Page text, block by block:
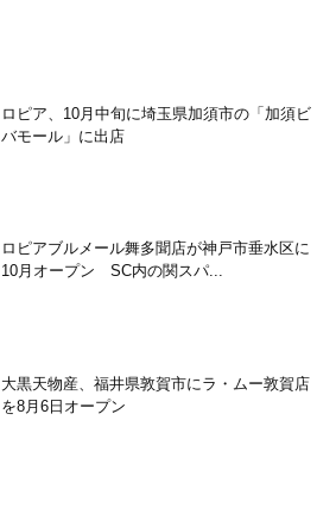
ロピア、10月中旬に埼玉県加須市の「加須ビ
バモール」に出店
ロピアブルメール舞多聞店が神戸市垂水区に
10月オープン SC内の関スパ...
大黒天物産、福井県敦賀市にラ・ムー敦賀店
を8月6日オープン